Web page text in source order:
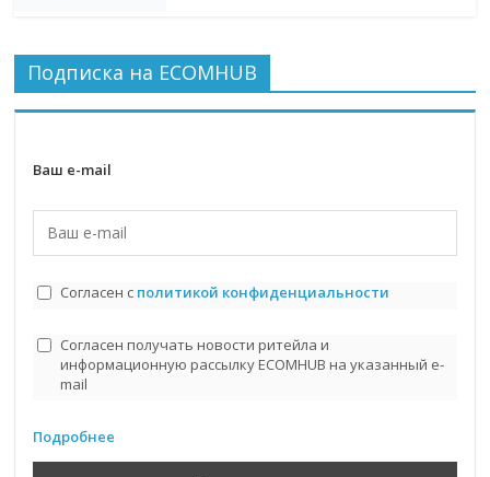
Подписка на ECOMHUB
Ваш e-mail
Согласен с политикой конфиденциальности
Согласен получать новости ритейла и
информационную рассылку ECOMHUB на указанный e-
mail
Подробнее